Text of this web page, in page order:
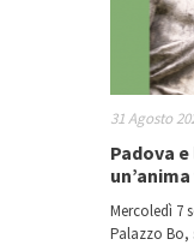
31 Agosto
Padova
Mercoledì 7
Palazzo Bo,